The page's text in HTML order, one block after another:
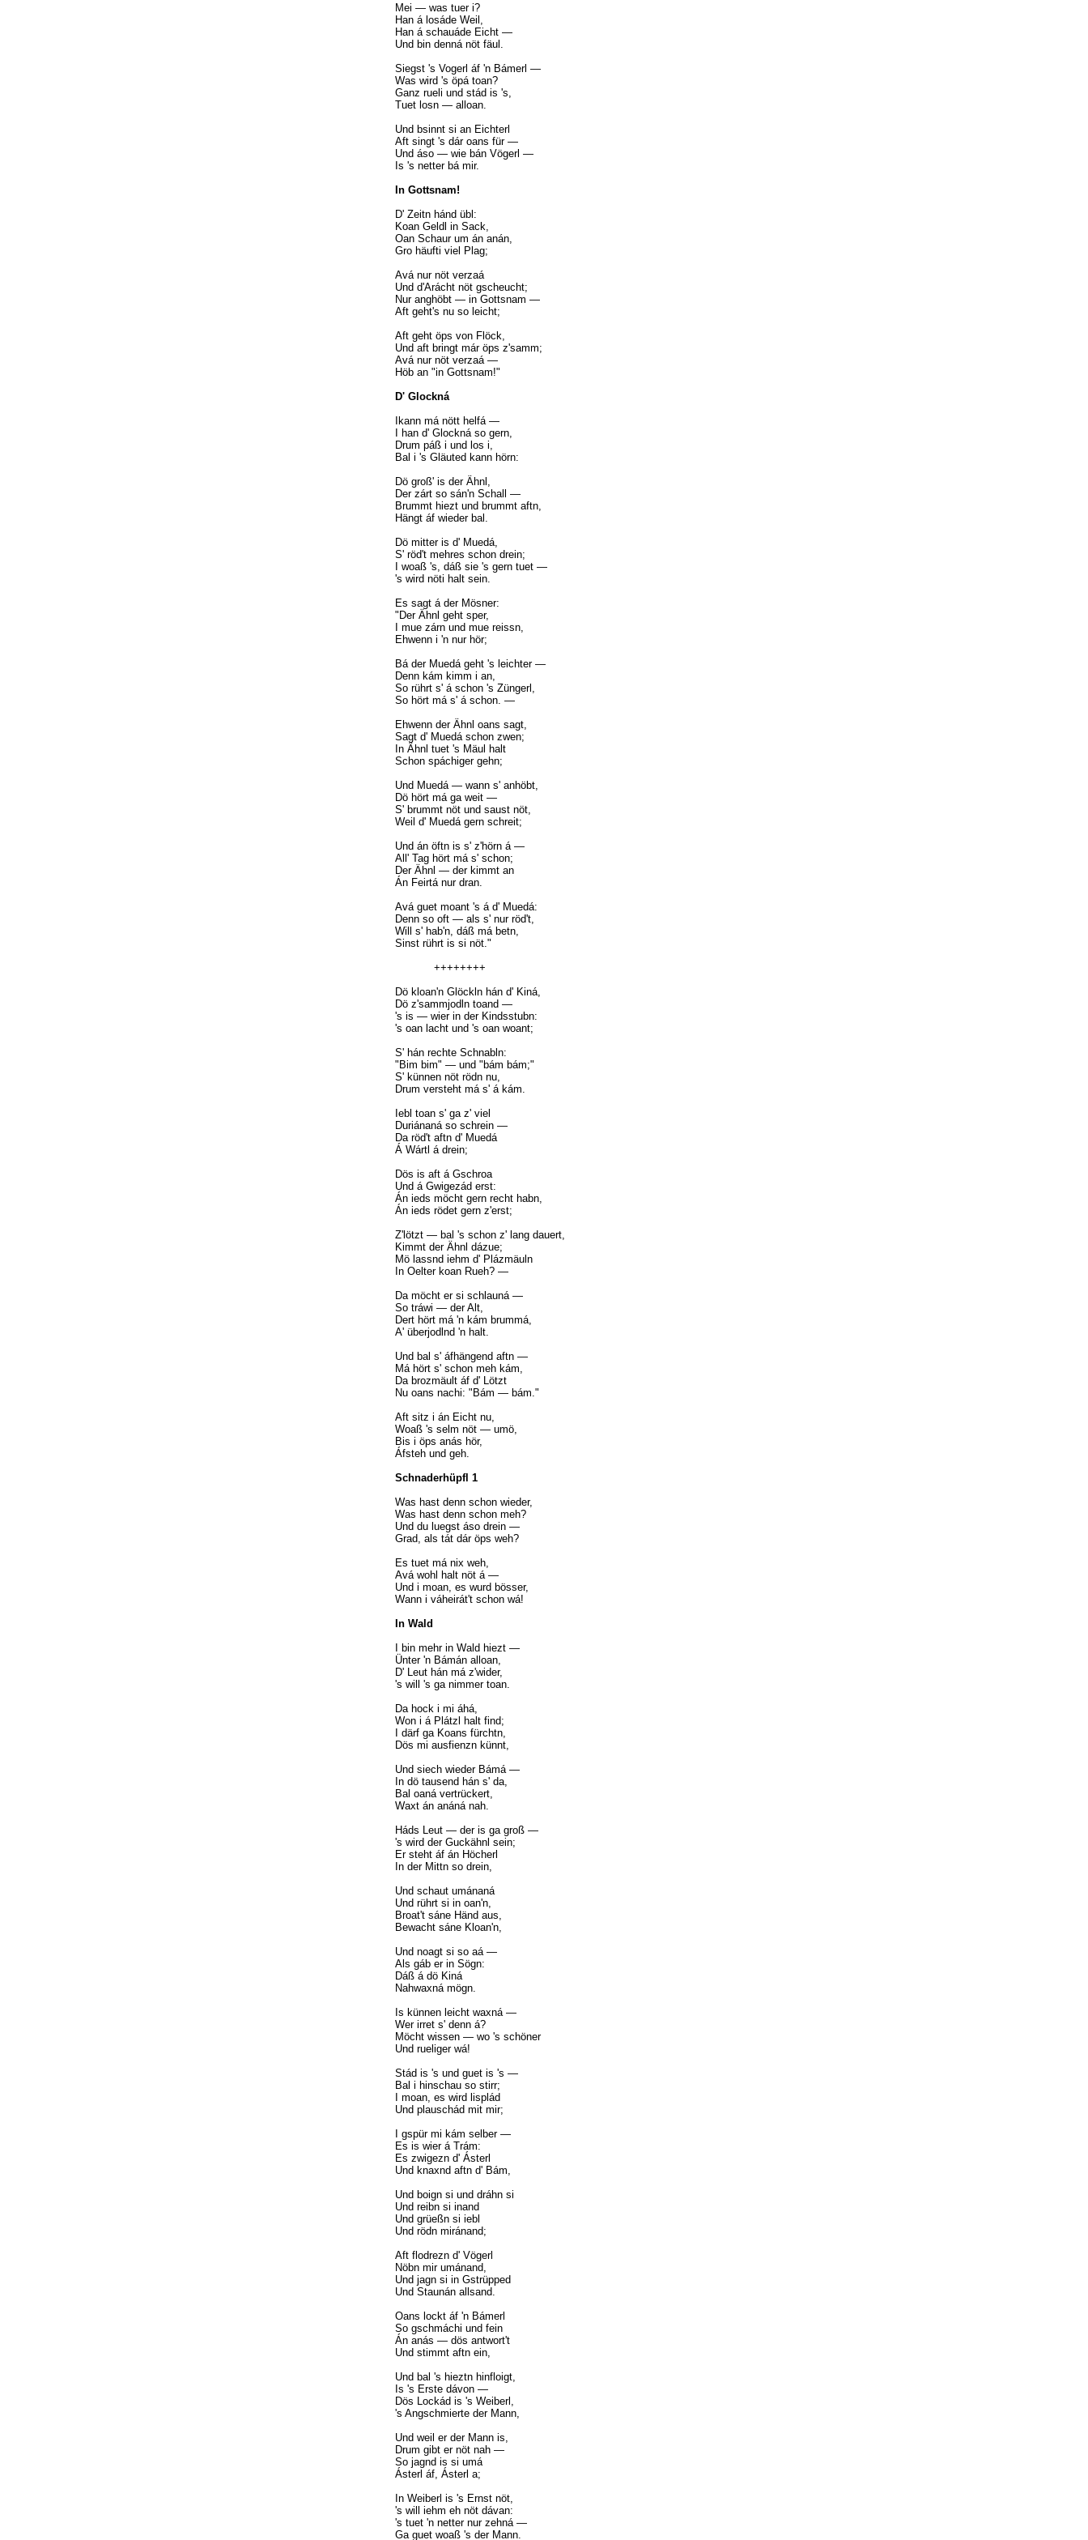
Mei — was tuer i?
Han á losáde Weil,
Han á schauáde Eicht —
Und bin denná nöt fäul.
Siegst 's Vogerl áf 'n Bámerl —
Was wird 's öpá toan?
Ganz rueli und stád is 's,
Tuet losn — alloan.
Und bsinnt si an Eichterl
Aft singt 's dár oans für —
Und áso — wie bán Vögerl —
Is 's netter bá mir.
In Gottsnam!
D' Zeitn hánd übl:
Koan Geldl in Sack,
Oan Schaur um án anán,
Gro häufti viel Plag;
Avá nur nöt verzaá
Und d'Arácht nöt gscheucht;
Nur anghöbt — in Gottsnam —
Aft geht's nu so leicht;
Aft geht öps von Flöck,
Und aft bringt már öps z'samm;
Avá nur nöt verzaá —
Höb an "in Gottsnam!"
D' Glockná
Ikann má nött helfá —
I han d' Glockná so gern,
Drum páß i und los i,
Bal i 's Gläuted kann hörn:
Dö groß' is der Ähnl,
Der zárt so sán'n Schall —
Brummt hiezt und brummt aftn,
Hängt áf wieder bal.
Dö mitter is d' Muedá,
S' röd't mehres schon drein;
I woaß 's, dáß sie 's gern tuet —
's wird nöti halt sein.
Es sagt á der Mösner:
"Der Ähnl geht sper,
I mue zárn und mue reissn,
Ehwenn i 'n nur hör;
Bá der Muedá geht 's leichter —
Denn kám kimm i an,
So rührt s' á schon 's Züngerl,
So hört má s' á schon. —
Ehwenn der Ähnl oans sagt,
Sagt d' Muedá schon zwen;
In Ähnl tuet 's Mäul halt
Schon spáchiger gehn;
Und Muedá — wann s' anhöbt,
Dö hört má ga weit —
S' brummt nöt und saust nöt,
Weil d' Muedá gern schreit;
Und án öftn is s' z'hörn á —
All' Tag hört má s' schon;
Der Ähnl — der kimmt an
Án Feirtá nur dran.
Avá guet moant 's á d' Muedá:
Denn so oft — als s' nur röd't,
Will s' hab'n, dáß má betn,
Sinst rührt is si nöt."
++++++++
Dö kloan'n Glöckln hán d' Kiná,
Dö z'sammjodln toand —
's is — wier in der Kindsstubn:
's oan lacht und 's oan woant;
S' hán rechte Schnabln:
"Bim bim" — und "bám bám;"
S' künnen nöt rödn nu,
Drum versteht má s' á kám.
Iebl toan s' ga z' viel
Duriánaná so schrein —
Da röd't aftn d' Muedá
Á Wártl á drein;
Dös is aft á Gschroa
Und á Gwigezád erst:
Án ieds möcht gern recht habn,
Án ieds rödet gern z'erst;
Z'lötzt — bal 's schon z' lang dauert,
Kimmt der Ähnl dázue;
Mö lassnd iehm d' Plázmäuln
In Oelter koan Rueh? —
Da möcht er si schlauná —
So tráwi — der Alt,
Dert hört má 'n kám brummá,
A' überjodlnd 'n halt.
Und bal s' áfhängend aftn —
Má hört s' schon meh kám,
Da brozmäult áf d' Lötzt
Nu oans nachi: "Bám — bám."
Aft sitz i án Eicht nu,
Woaß 's selm nöt — umö,
Bis i öps anás hör,
Áfsteh und geh.
Schnaderhüpfl 1
Was hast denn schon wieder,
Was hast denn schon meh?
Und du luegst áso drein —
Grad, als tát dár öps weh?
Es tuet má nix weh,
Avá wohl halt nöt á —
Und i moan, es wurd bösser,
Wann i váheirát't schon wá!
In Wald
I bin mehr in Wald hiezt —
Ünter 'n Bámán alloan,
D' Leut hán má z'wider,
's will 's ga nimmer toan.
Da hock i mi áhá,
Won i á Plátzl halt find;
I därf ga Koans fürchtn,
Dös mi ausfienzn künnt,
Und siech wieder Bámá —
In dö tausend hán s' da,
Bal oaná vertrückert,
Waxt án anáná nah.
Háds Leut — der is ga groß —
's wird der Guckähnl sein;
Er steht áf án Höcherl
In der Mittn so drein,
Und schaut umánaná
Und rührt si in oan'n,
Broat't sáne Händ aus,
Bewacht sáne Kloan'n,
Und noagt si so aá —
Als gáb er in Sögn:
Dáß á dö Kiná
Nahwaxná mögn.
Is künnen leicht waxná —
Wer irret s' denn á?
Möcht wissen — wo 's schöner
Und rueliger wá!
Stád is 's und guet is 's —
Bal i hinschau so stirr;
I moan, es wird lisplád
Und plauschád mit mir;
I gspür mi kám selber —
Es is wier á Trám:
Es zwigezn d' Ásterl
Und knaxnd aftn d' Bám,
Und boign si und dráhn si
Und reibn si inand
Und grüeßn si iebl
Und rödn miránand;
Aft flodrezn d' Vögerl
Nöbn mir umánand,
Und jagn si in Gstrüpped
Und Staunán allsand.
Oans lockt áf 'n Bámerl
So gschmáchi und fein
Án anás — dös antwort't
Und stimmt aftn ein,
Und bal 's hieztn hinfloigt,
Is 's Erste dávon —
Dös Lockád is 's Weiberl,
's Angschmierte der Mann,
Und weil er der Mann is,
Drum gibt er nöt nah —
So jagnd is si umá
Ásterl áf, Ásterl a;
In Weiberl is 's Ernst nöt,
's will iehm eh nöt dávan:
's tuet 'n netter nur zehná —
Ga guet woaß 's der Mann.